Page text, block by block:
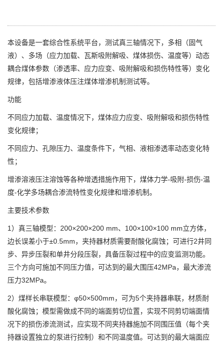
本设备是一套综合性系统平台，测试真三轴情况下，多相（固气
液）、多场（应力加载、瓦斯吸附解吸、煤体损伤、温度等）动态
耦合煤体参数（渗透率、应力应变、吸附解吸和损伤特性等）变化
规律，包括增渗液体压注煤体增渗机制测试等。
功能
不同应力加载、温度情况下，煤体应力应变、吸附解吸和损伤特性
变化规律；
不同应力、孔隙压力、温度条件下，气相、液相渗透率动态变化特
性；
增渗溶液压注溶蚀等各种增透措施作用下，煤体力学-吸附-损伤-温
度-化学多场耦合渗流特性变化规律和增渗机制。
主要技术参数
1）真三轴模型：200×200×200 mm、100×100×100 mm立方体，
边长误差小于±0.5mm，夹持器材质需要耐酸化腐蚀；可进行2井同
步、异步压裂和单井分段压裂，具备压裂过程中的应变监测功能。
三个方向可施加不同压力值，可达到的最大围压42MPa，最大渗流
压力32MPa。
2）煤样长串联模型：φ50×500mm，可为5个夹持器串联，材质耐
酸化腐蚀；模型需做成不同的端面剪切位置，实现不同剪切端面情
况下的损伤渗流测试，应实现不同夹持器施加不同围压值（每个夹
持器设置独立的泵进行控制）和不同温度值。可达到的最大端面应